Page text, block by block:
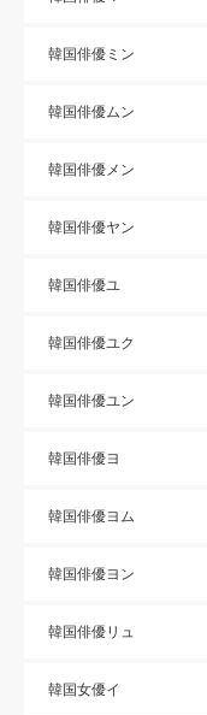
韓国俳優ミン
韓国俳優ムン
韓国俳優メン
韓国俳優ヤン
韓国俳優ユ
韓国俳優ユク
韓国俳優ユン
韓国俳優ヨ
韓国俳優ヨム
韓国俳優ヨン
韓国俳優リュ
韓国女優イ